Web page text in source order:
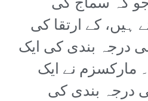
ہیں، کے ارتقا کی
درجہ بندی کی ایک
مارکسزم نے ایک
درجہ بندی کی